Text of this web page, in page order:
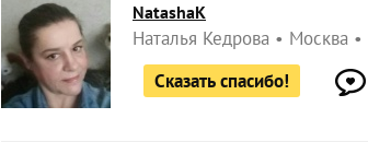
NatashaK
Наталья Кедрова Москва
Сказать спасибо!